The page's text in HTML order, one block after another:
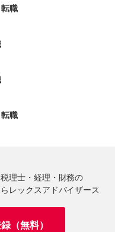
職
職
（無料）